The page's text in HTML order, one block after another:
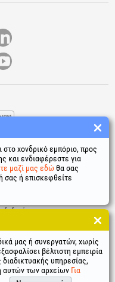
δεδομένων
εταιρείας
+Plus ® , EvoSelect ® , EPTO ® , EPTO Plus
εμπορικά σήματα Honest General
στο χονδρικό εμπόριο, προς
και ενδιαφέρεστε για
μαζί μας εδώ θα σας
σας ή επισκεφθείτε
μας ή συνεργατών, χωρίς
βέλτιστη εμπειρία
υπηρεσίας,
αυτών των αρχείων Για